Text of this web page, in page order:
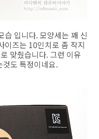
입니다. 모양세는 꽤 신
이즈는 10인치로 좀 작지
맞췄습니다. 그런 이유
도 특정이네요.